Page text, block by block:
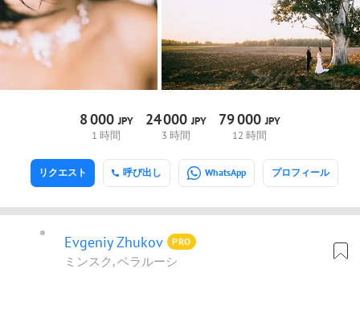
8000JPY
1 時間
24000JPY
3 時間
79000JPY
12 時間
呼び出し WhatsApp プロフィール
リクエスト
Evgeniy Zhukov PRO
ミンスク, ベラルーシ